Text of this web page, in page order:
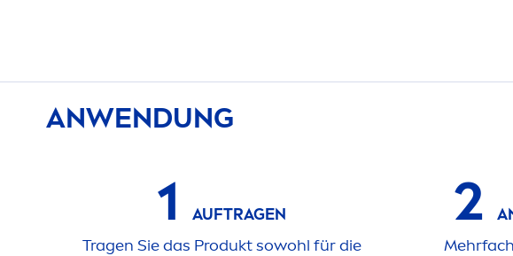
ANWENDUNG
1
AUFTRAGEN
Tragen Sie das Produkt sowohl für die
2